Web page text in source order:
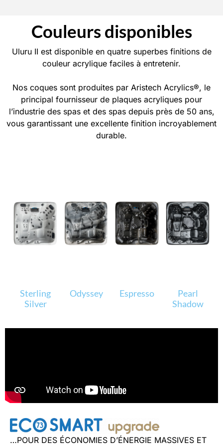
Couleurs disponibles
Uluru II est disponible en quatre superbes finitions de
couleur acrylique faciles à entretenir.
Nos coques sont produites par Aristech Acrylics®, le
principal fournisseur de plaques acryliques pour
l’industrie des spas et des spas depuis près de 50 ans,
vous garantissant une excellente finition incroyablement
durable.
Sterling
Silver
Odyssey Espresso
Pearl
Shadow
…POUR DES ÉCONOMIES D’ÉNERGIE MASSIVES ET